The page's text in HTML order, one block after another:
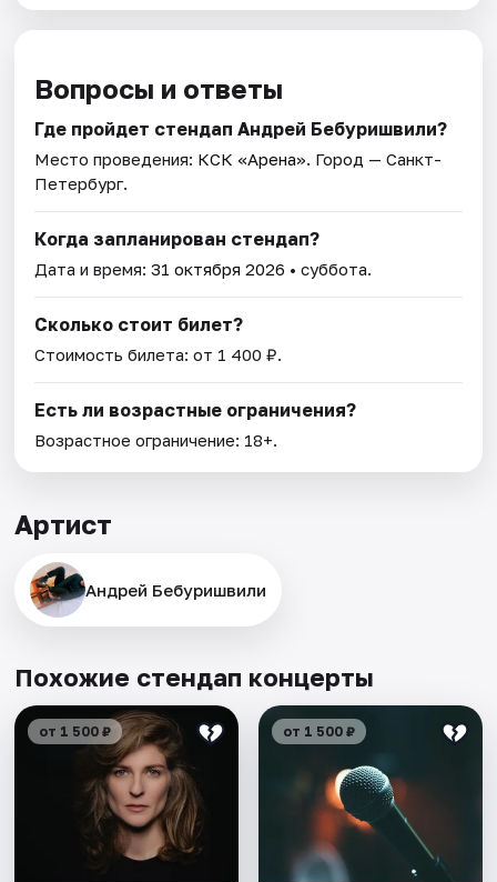
Вопросы и ответы
Где пройдет стендап Андрей Бебуришвили?
Место проведения: КСК «Арена». Город — Санкт-
Петербург.
Когда запланирован стендап?
Дата и время:31 октября 2026 • суббота.
Сколько стоит билет?
Стоимость билета: от 1 400 ₽.
Есть ли возрастные ограничения?
Возрастное ограничение: 18+.
Артист
Андрей Бебуришвили
Похожие стендап концерты
от 1 500 ₽ от 1 500 ₽